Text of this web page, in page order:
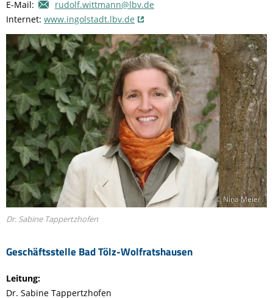
E-Mail:
rudolf.wittmann@lbv.de
Internet: www.ingolstadt.lbv.de
Geschäftsstelle Bad Tölz-Wolfratshausen
© Nina Meier
Dr. Sabine Tappertzhofen
Leitung:
Dr. Sabine Tappertzhofen